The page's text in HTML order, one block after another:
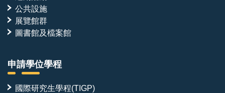
公共設施
展覽館群
圖書館及檔案館
申請學位學程
國際研究生學程(TIGP)